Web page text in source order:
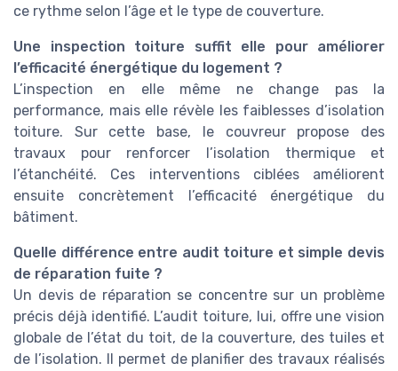
ce rythme selon l’âge et le type de couverture.
Une inspection toiture suffit elle pour améliorer
l’efficacité énergétique du logement ?
L’inspection en elle même ne change pas la
performance, mais elle révèle les faiblesses d’isolation
toiture. Sur cette base, le couvreur propose des
travaux pour renforcer l’isolation thermique et
l’étanchéité. Ces interventions ciblées améliorent
ensuite concrètement l’efficacité énergétique du
bâtiment.
Quelle différence entre audit toiture et simple devis
de réparation fuite ?
Un devis de réparation se concentre sur un problème
précis déjà identifié. L’audit toiture, lui, offre une vision
globale de l’état du toit, de la couverture, des tuiles et
de l’isolation. Il permet de planifier des travaux réalisés